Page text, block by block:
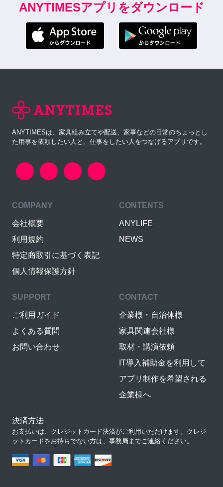
ANYTIMESアプリをダウンロード
ANYTIMESは、家具組み立てや配送、家事などの日常のちょっとし
た用事を依頼したい人と、仕事をしたい人をつなげるアプリです。
COMPANY
会社概要
利用規約
特定商取引に基づく表記
個人情報保護方針
CONTENTS
ANYLIFE
NEWS
SUPPORT
ご利用ガイド
よくある質問
お問い合わせ
CONTACT
企業様・自治体様
家具関連会社様
取材・講演依頼
IT導入補助金を利用して
アプリ制作を希望される
企業様へ
決済方法
お支払いは、クレジットカード決済がご利用いただけます。クレジ
ットカードをお持ちでない方は、事務局までご連絡ください。